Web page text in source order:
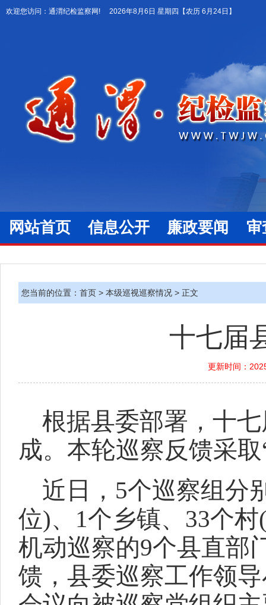
欢迎您访问：通渭纪检监察网! 2026年8月6日 星期四 【农历 6月24日】
网站首页 信息公开 廉政要闻 审
您当前的位置： 首页 > 本级巡视巡察情况 > 正文
十七届
更新时间：
根据县委部署，十
成。本轮巡察反馈采
近日，5个巡察组分
位)、1个乡镇、33个
机动巡察的9个县直部
馈，县委巡察工作领